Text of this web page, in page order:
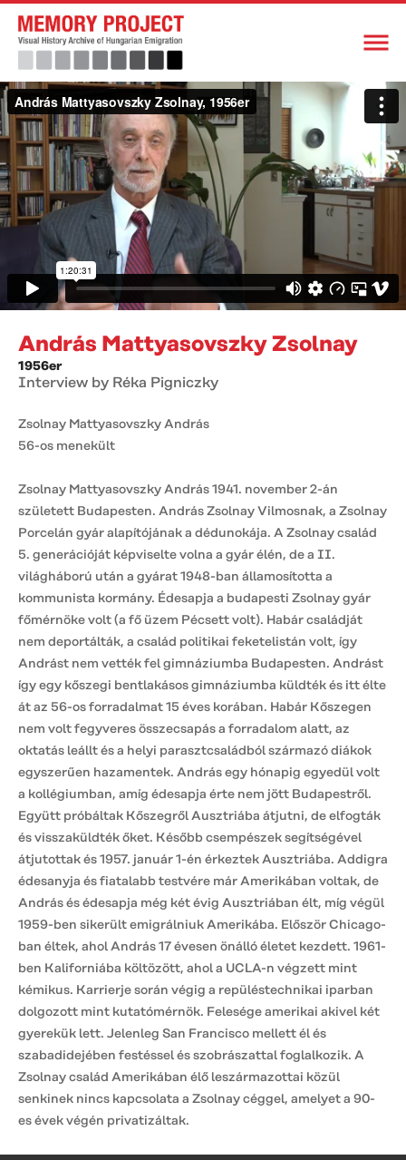
András Mattyasovszky Zsolnay
1956er
Interview by Réka Pigniczky
Zsolnay Mattyasovszky András
56-os menekült
Zsolnay Mattyasovszky András 1941. november 2-án
született Budapesten. András Zsolnay Vilmosnak, a Zsolnay
Porcelán gyár alapítójának a dédunokája. A Zsolnay család
5. generációját képviselte volna a gyár élén, de a II.
világháború után a gyárat 1948-ban államosította a
kommunista kormány. Édesapja a budapesti Zsolnay gyár
főmérnöke volt (a fő üzem Pécsett volt). Habár családját
nem deportálták, a család politikai feketelistán volt, így
Andrást nem vették fel gimnáziumba Budapesten. Andrást
így egy kőszegi bentlakásos gimnáziumba küldték és itt élte
át az 56-os forradalmat 15 éves korában. Habár Kőszegen
nem volt fegyveres összecsapás a forradalom alatt, az
oktatás leállt és a helyi parasztcsaládból származó diákok
egyszerűen hazamentek. András egy hónapig egyedül volt
a kollégiumban, amíg édesapja érte nem jött Budapestről.
Együtt próbáltak Kőszegről Ausztriába átjutni, de elfogták
és visszaküldték őket. Később csempészek segítségével
átjutottak és 1957. január 1-én érkeztek Ausztriába. Addigra
édesanyja és fiatalabb testvére már Amerikában voltak, de
András és édesapja még két évig Ausztriában élt, míg végül
1959-ben sikerült emigrálniuk Amerikába. Először Chicago-
ban éltek, ahol András 17 évesen önálló életet kezdett. 1961-
ben Kaliforniába költözött, ahol a UCLA-n végzett mint
kémikus. Karrierje során végig a repüléstechnikai iparban
dolgozott mint kutatómérnök. Felesége amerikai akivel két
gyerekük lett. Jelenleg San Francisco mellett él és
szabadidejében festéssel és szobrászattal foglalkozik. A
Zsolnay család Amerikában élő leszármazottai közül
senkinek nincs kapcsolata a Zsolnay céggel, amelyet a 90-
es évek végén privatizáltak.